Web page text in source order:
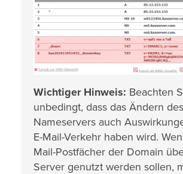
Wichtiger Hinweis: Beachten
unbedingt, dass das Ändern des
Nameservers auch
E-Mail-Verkehr haben wird.
Mail-Postfächer der Domain
Server genutzt werden sollen,